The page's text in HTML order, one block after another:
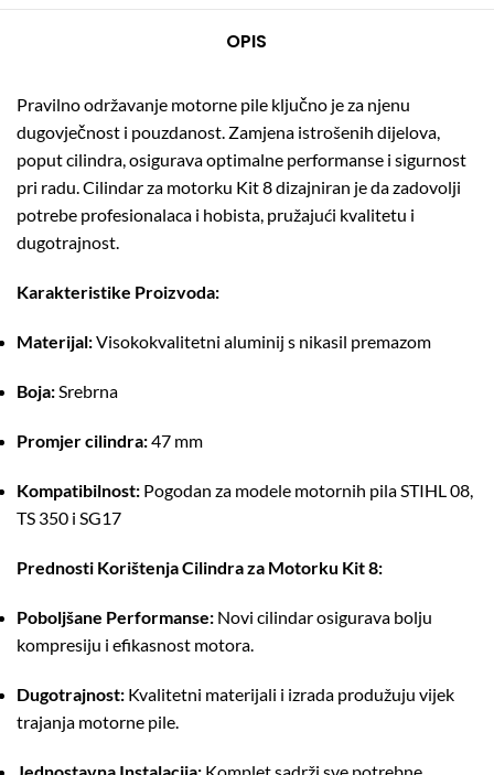
OPIS
Pravilno održavanje motorne pile ključno je za njenu
dugovječnost i pouzdanost. Zamjena istrošenih dijelova,
poput cilindra, osigurava optimalne performanse i sigurnost
pri radu.Cilindar za motorku Kit 8 dizajniran je da zadovolji
potrebe profesionalaca i hobista, pružajući kvalitetu i
dugotrajnost.
Karakteristike Proizvoda:
Materijal:Visokokvalitetni aluminij s nikasil premazom
Boja:Srebrna
Promjer cilindra:47 mm
Kompatibilnost: Pogodan za modele motornih pila STIHL 08,
TS 350 i SG17
Prednosti Korištenja Cilindra za Motorku Kit 8:
Poboljšane Performanse: Novi cilindar osigurava bolju
kompresiju i efikasnost motora.
Dugotrajnost: Kvalitetni materijali i izrada produžuju vijek
trajanja motorne pile.